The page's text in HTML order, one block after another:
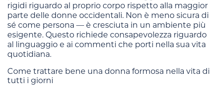
rigidi riguardo al proprio corpo rispetto alla maggior
parte delle donne occidentali. Non è meno sicura di
sé come persona — è cresciuta in un ambiente più
esigente. Questo richiede consapevolezza riguardo
al linguaggio e ai commenti che porti nella sua vita
quotidiana.
Come trattare bene una donna formosa nella vita di
tutti i giorni